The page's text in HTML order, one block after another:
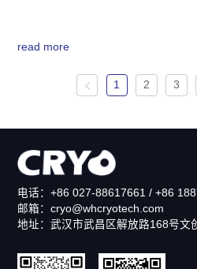
read more
1 2 3
电话：+86 027-88617661 / +86
邮箱：cryo@whcryotech.com
地址：武汉市武昌区解放路168号文